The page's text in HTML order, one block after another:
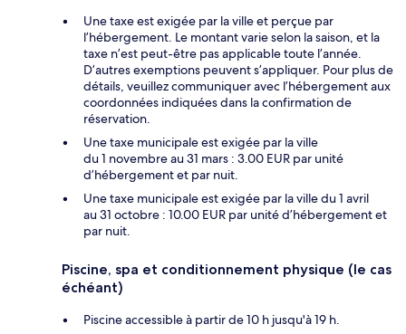
Une taxe est exigée par la ville et perçue par
l’hébergement. Le montant varie selon la saison, et la
taxe n’est peut-être pas applicable toute l’année.
D’autres exemptions peuvent s’appliquer. Pour plus de
détails, veuillez communiquer avec l’hébergement aux
coordonnées indiquées dans la confirmation de
réservation.
Une taxe municipale est exigée par la ville
du 1 novembre au 31 mars : 3.00 EUR par unité
d’hébergement et par nuit.
Une taxe municipale est exigée par la ville du 1 avril
au 31 octobre : 10.00 EUR par unité d’hébergement et
par nuit.
Piscine, spa et conditionnement physique (le cas
échéant)
Piscine accessible à partir de 10 h jusqu'à 19 h.